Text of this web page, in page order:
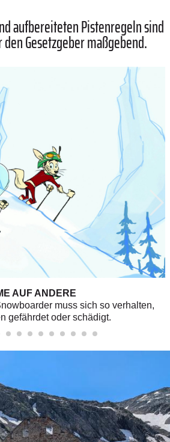
aufbereiteten Pistenregeln sind
Gesetzgeber maßgebend.
AUF ANDERE
muss sich so verhalten,
gefährdet oder schädigt.